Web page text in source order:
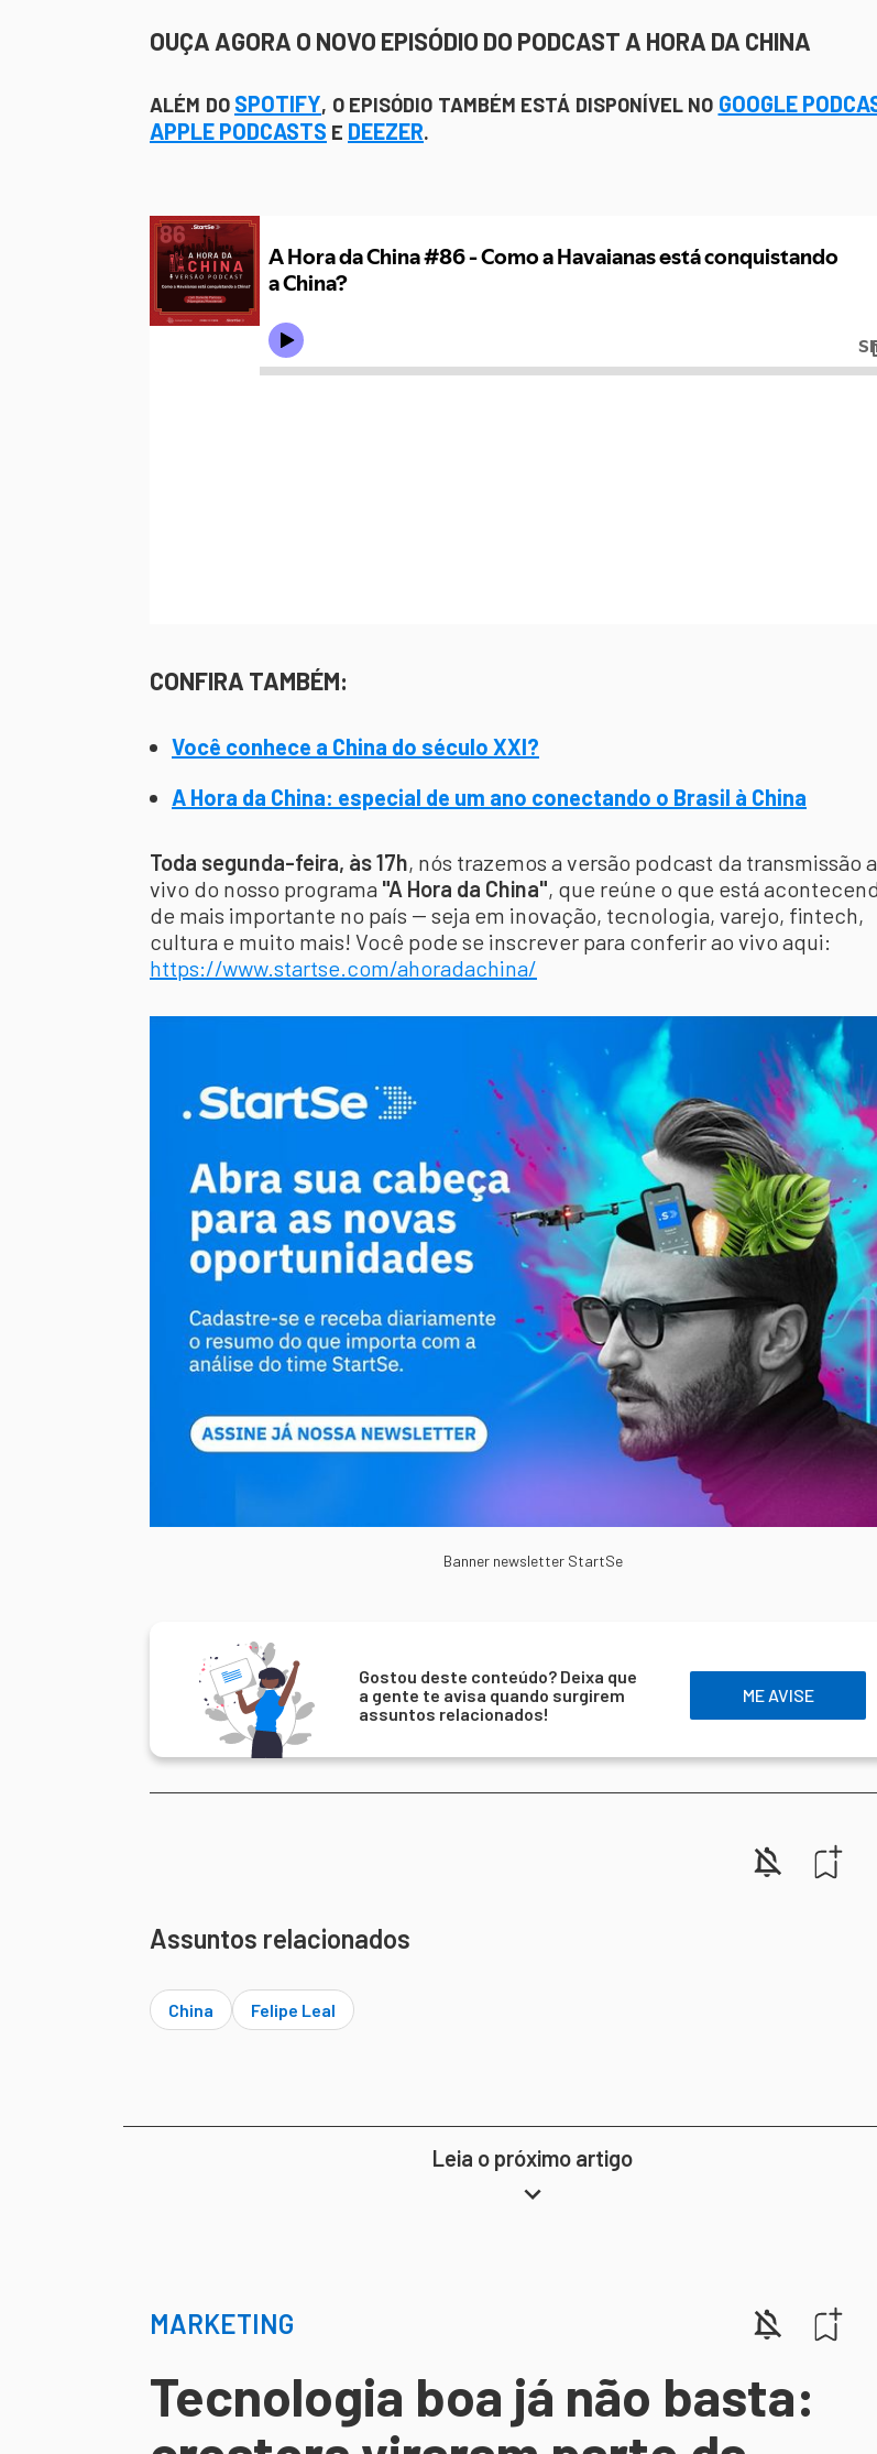
OUÇA AGORA O NOVO EPISÓDIO DO PODCAST A HORA DA CHINA
ALÉM DO SPOTIFY, O EPISÓDIO TAMBÉM ESTÁ DISPONÍVEL NO GOOGLE
APPLE PODCASTS E DEEZER.
CONFIRA TAMBÉM:
Você conhece a China do século XXI?
A Hora da China: especial de um ano conectando o Brasil à China
Toda segunda-feira, às 17h, nós trazemos a versão podcast da transmissão
vivo do nosso programa "A Hora da China", que reúne o que está
de mais importante no país -- seja em inovação, tecnologia, varejo, fintech,
cultura e muito mais! Você pode se inscrever para conferir ao vivo aqui:
https://www.startse.com/ahoradachina/
Banner newsletter StartSe
Gostou deste conteúdo? Deixa que
a gente te avisa quando surgirem
assuntos relacionados!
ME AVISE
Assuntos relacionados
China Felipe Leal
Leia o próximo artigo
MARKETING
Tecnologia boa já não basta: